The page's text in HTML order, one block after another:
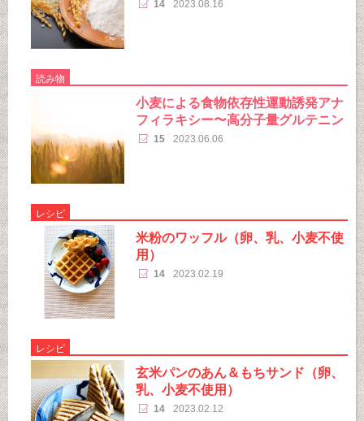
14 2023.08.16
読み物
小麦による食物依存性運動誘発アナ
フィラキシー〜高分子量グルテニン
15 2023.06.06
レシピ
米粉のワッフル（卵、乳、小麦不使
用）
14 2023.02.19
レシピ
玄米パンのあん＆もちサンド（卵、
乳、小麦不使用）
14 2023.02.12